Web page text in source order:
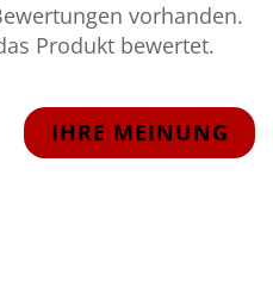
vorhanden.
Produkt bewertet.
IHRE MEINUNG